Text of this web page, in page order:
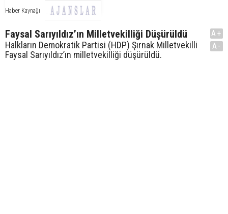
Haber Kaynağı
Faysal Sarıyıldız’ın Milletvekilliği Düşürüldü
Halkların Demokratik Partisi (HDP) Şırnak Milletvekilli
Faysal Sarıyıldız’ın milletvekilliği düşürüldü.
A+
A-